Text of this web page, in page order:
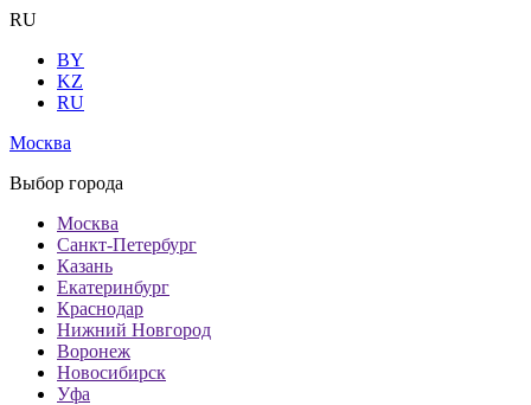
RU
BY
KZ
RU
Москва
Выбор города
Москва
Санкт-Петербург
Казань
Екатеринбург
Краснодар
Нижний Новгород
Воронеж
Новосибирск
Уфа